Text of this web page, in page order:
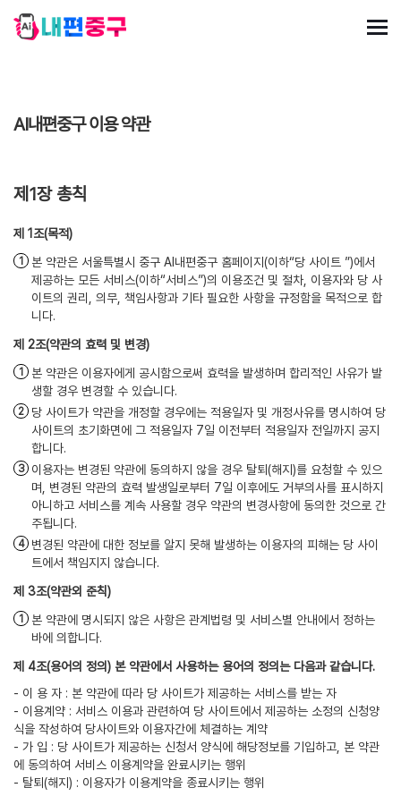
AI내편중구 이용 약관
제1장 총칙
(목적)
본 약관은 서울특별시 중구 AI내편중구 홈페이지(이하“당 사이트 ”)에서
제공하는 모든 서비스(이하“서비스”)의 이용조건 및 절차, 이용자와 당 사
이트의 권리, 의무, 책임사항과 기타 필요한 사항을 규정함을 목적으로 합
니다.
(약관의 효력 및 변경)
본 약관은 이용자에게 공시함으로써 효력을 발생하며 합리적인 사유가 발
생할 경우 변경할 수 있습니다.
당 사이트가 약관을 개정할 경우에는 적용일자 및 개정사유를 명시하여 당
사이트의 초기화면에 그 적용일자 7일 이전부터 적용일자 전일까지 공지
합니다.
이용자는 변경된 약관에 동의하지 않을 경우 탈퇴(해지)를 요청할 수 있으
며, 변경된 약관의 효력 발생일로부터 7일 이후에도 거부의사를 표시하지
아니하고 서비스를 계속 사용할 경우 약관의 변경사항에 동의한 것으로 간
주됩니다.
변경된 약관에 대한 정보를 알지 못해 발생하는 이용자의 피해는 당 사이
트에서 책임지지 않습니다.
(약관외 준칙)
본 약관에 명시되지 않은 사항은 관계법령 및 서비스별 안내에서 정하는
바에 의합니다.
(용어의 정의) 본 약관에서 사용하는 용어의 정의는 다음과 같습니다.
- 이 용 자 : 본 약관에 따라 당 사이트가 제공하는 서비스를 받는 자
- 이용계약 : 서비스 이용과 관련하여 당 사이트에서 제공하는 소정의 신청양
식을 작성하여 당사이트와 이용자간에 체결하는 계약
- 가 입 : 당 사이트가 제공하는 신청서 양식에 해당정보를 기입하고, 본 약관
에 동의하여 서비스 이용계약을 완료시키는 행위
- 탈퇴(해지) : 이용자가 이용계약을 종료시키는 행위